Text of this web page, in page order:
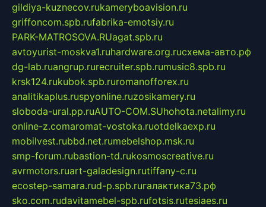
gildiya-kuznecov.rukameryboavision.ru
griffoncom.spb.rufabrika-emotsiy.ru
PARK-MATROSOVA.RUagat.spb.ru
avtoyurist-moskva1.ruhardware.org.ruсхема-авто.рф
dg-lab.ruangrup.rurecruiter.spb.rumusic8.spb.ru
krsk124.rukubok.spb.ruromanofforex.ru
analitikaplus.ruspyonline.ruzosikamery.ru
sloboda-ural.pp.ruAUTO-COM.SUhohota.netalimy.ru
online-z.comaromat-vostoka.ruotdelkaexp.ru
mobilvest.rubbd.net.rumebelshop.msk.ru
smp-forum.rubastion-td.rukosmoscreative.ru
avrmotors.ruart-galadesign.rutiffany-c.ru
ecostep-samara.rud-p.spb.ruгалактика73.рф
sko.com.rudavitamebel-spb.rufotsis.rutesiaes.ru